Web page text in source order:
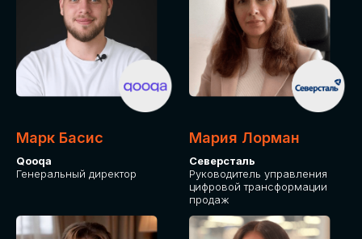
Марк Басис
Qooqa
Генеральный директор
Мария Лорман
Северсталь
Руководитель управления
цифровой трансформации
продаж